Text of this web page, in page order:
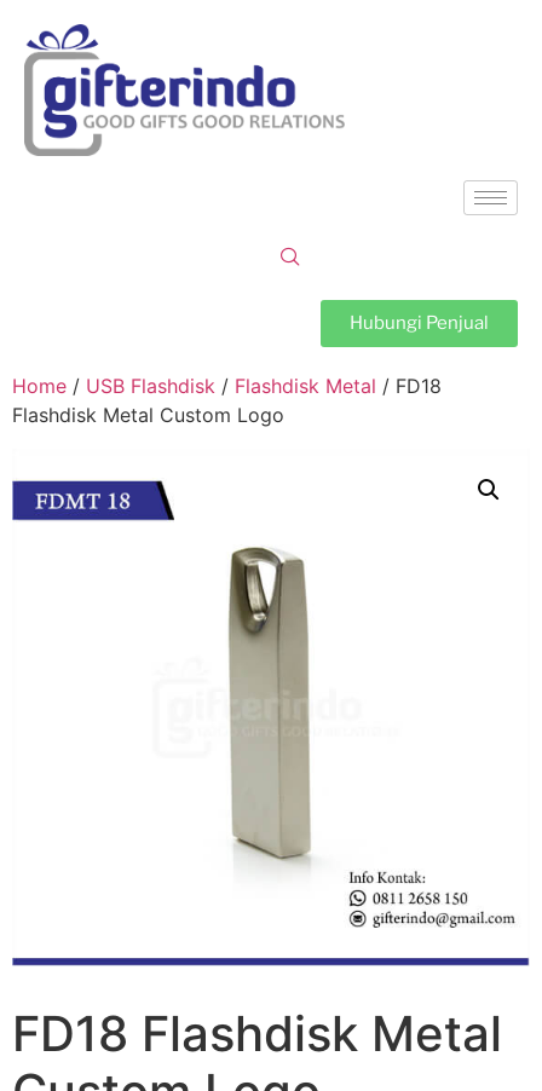
Hubungi Penjual
Home / USB Flashdisk / Flashdisk Metal / FD18
Flashdisk Metal Custom Logo
FD18 Flashdisk Metal